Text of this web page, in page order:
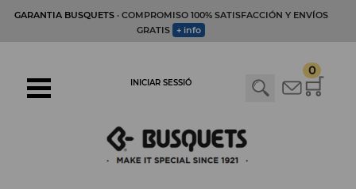
GARANTIA BUSQUETS· COMPROMISO 100% SATISFACCIÓN Y ENVÍOS
GRATIS + info
0
INICIAR SESSIÓ